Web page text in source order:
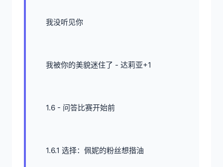
我没听见你
我被你的美貌迷住了 - 达莉亚+1
1.6 - 问答比赛开始前
1.6.1 选择：佩妮的粉丝想揩油